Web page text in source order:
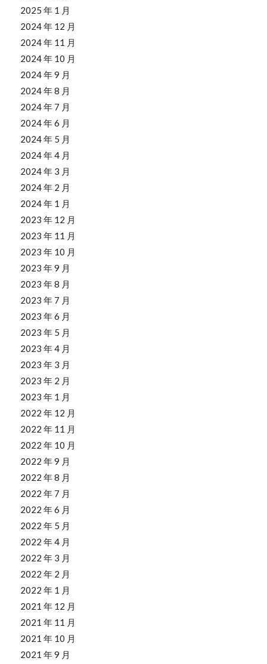
2025 年 1 月
2024 年 12 月
2024 年 11 月
2024 年 10 月
2024 年 9 月
2024 年 8 月
2024 年 7 月
2024 年 6 月
2024 年 5 月
2024 年 4 月
2024 年 3 月
2024 年 2 月
2024 年 1 月
2023 年 12 月
2023 年 11 月
2023 年 10 月
2023 年 9 月
2023 年 8 月
2023 年 7 月
2023 年 6 月
2023 年 5 月
2023 年 4 月
2023 年 3 月
2023 年 2 月
2023 年 1 月
2022 年 12 月
2022 年 11 月
2022 年 10 月
2022 年 9 月
2022 年 8 月
2022 年 7 月
2022 年 6 月
2022 年 5 月
2022 年 4 月
2022 年 3 月
2022 年 2 月
2022 年 1 月
2021 年 12 月
2021 年 11 月
2021 年 10 月
2021 年 9 月